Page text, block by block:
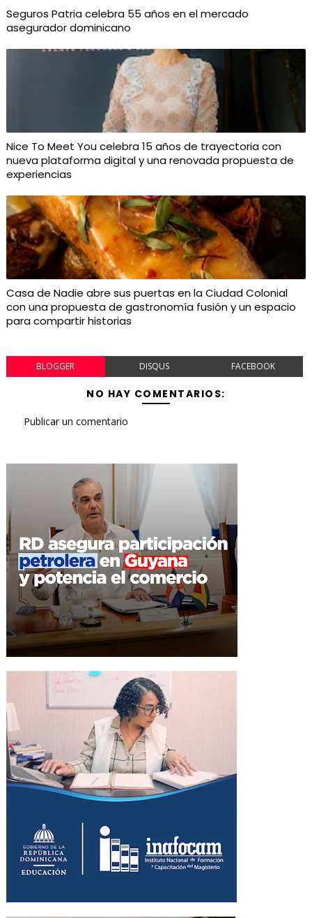
Seguros Patria celebra 55 años en el mercado
asegurador dominicano
Nice To Meet You celebra 15 años de trayectoria con
nueva plataforma digital y una renovada propuesta de
experiencias
Casa de Nadie abre sus puertas en la Ciudad Colonial
con una propuesta de gastronomía fusión y un espacio
para compartir historias
BLOGGER DISQUS FACEBOOK
NO HAY COMENTARIOS:
Publicar un comentario